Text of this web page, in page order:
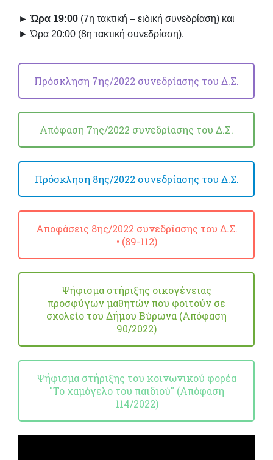
► Ώρα 19:00 (7η τακτική – ειδική συνεδρίαση) και
► Ώρα 20:00 (8η τακτική συνεδρίαση).
Πρόσκληση 7ης/2022 συνεδρίασης του Δ.Σ.
Απόφαση 7ης/2022 συνεδρίασης του Δ.Σ.
Πρόσκληση 8ης/2022 συνεδρίασης του Δ.Σ.
Αποφάσεις 8ης/2022 συνεδρίασης του Δ.Σ.
• (89-112)
Ψήφισμα στήριξης οικογένειας
προσφύγων μαθητών που φοιτούν σε
σχολείο του Δήμου Βύρωνα (Απόφαση
90/2022)
Ψήφισμα στήριξης του κοινωνικού φορέα
"Το χαμόγελο του παιδιού" (Απόφαση
114/2022)